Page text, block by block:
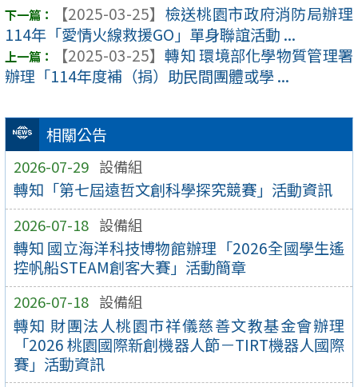
相關公告
2026-07-29 設備組
轉知「第七屆遠哲文創科學探究競賽」活動資訊
2026-07-18 設備組
轉知 國立海洋科技博物館辦理「2026全國學生遙
控帆船STEAM創客大賽」活動簡章
2026-07-18 設備組
轉知 財團法人桃園市祥儀慈善文教基金會辦理
「2026 桃園國際新創機器人節－TIRT機器人國際
賽」活動資訊
【2025-03-25】 檢送桃園市政府消防局辦理
114年「愛情火線救援GO」單身聯誼活動 ...
【2025-03-25】 轉知 環境部化學物質管理署
辦理「114年度補（捐）助民間團體或學 ...